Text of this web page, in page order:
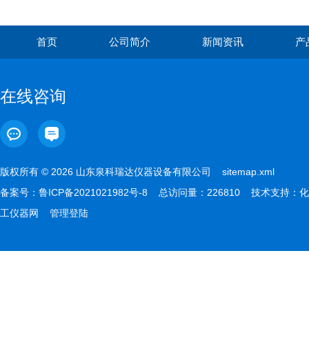
首页 公司简介 新闻资讯 产
在线咨询
版权所有 © 2026 山东泉科瑞达仪器设备有限公司 sitemap.xml
备案号： 鲁ICP备2021021982号-8 总访问量：226810 技术支持： 化
工仪器网
管理登陆